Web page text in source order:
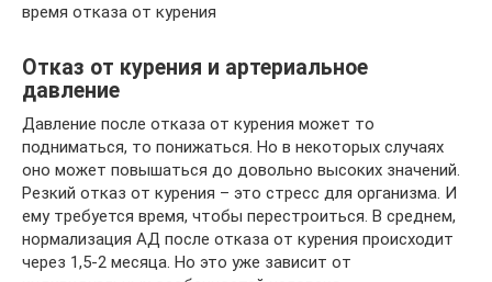
время отказа от курения
Отказ от курения и артериальное
давление
Давление после отказа от курения может то
подниматься, то понижаться. Но в некоторых случаях
оно может повышаться до довольно высоких значений.
Резкий отказ от курения – это стресс для организма. И
ему требуется время, чтобы перестроиться. В среднем,
нормализация АД после отказа от курения происходит
через 1,5-2 месяца. Но это уже зависит от